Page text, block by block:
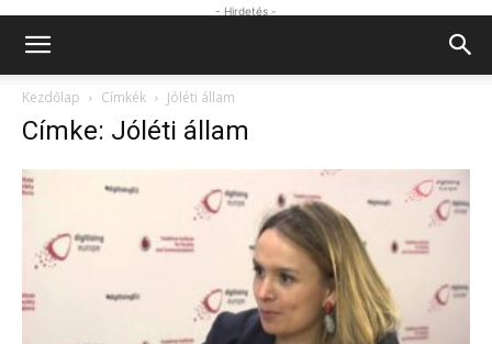
- Hirdetés -
Kezdőlap Címkék Jóléti állam
Címke: Jóléti állam